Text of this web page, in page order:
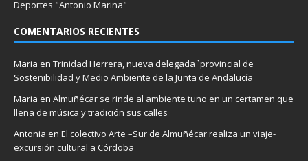
Deportes "Antonio Marina"
COMENTARIOS RECIENTES
Maria en Trinidad Herrera, nueva delegada `provincial de
Sostenibilidad y Medio Ambiente de la Junta de Andalucía
Maria en Almuñécar se rinde al ambiente tuno en un certamen que
llena de música y tradición sus calles
Antonia en El colectivo Arte –Sur de Almuñécar realiza un viaje-
excursión cultural a Córdoba